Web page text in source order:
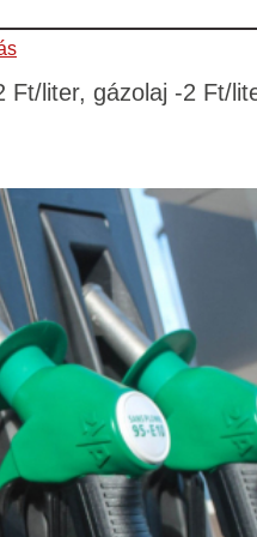
Ft/liter, gázolaj -2 Ft/